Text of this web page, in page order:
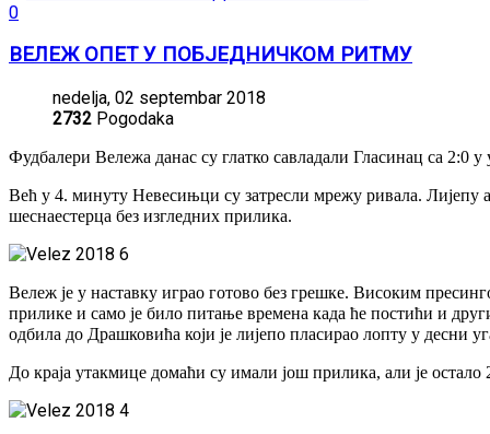
0
ВЕЛЕЖ ОПЕТ У ПОБЈЕДНИЧКОМ РИТМУ
nedelja, 02 septembar 2018
2732 Pogodaka
Фудбалери Вележа данас су глатко савладали Гласинац са 2:0
Већ у 4. минуту Невесињци су затресли мрежу ривала. Лијепу
шеснаестерца без изгледних прилика.
Вележ је у наставку играо готово без грешке. Високим
прилике и само је било питање времена када ће постићи и
одбила до Драшковића који је лијепо пласирао лопту у десни
До краја утакмице домаћи су имали још прилика, али је